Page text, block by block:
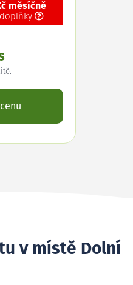
měsíčně
doplňky
v místě Dolní